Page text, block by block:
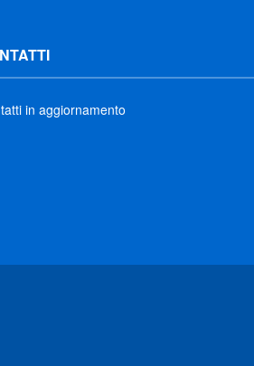
in aggiornamento